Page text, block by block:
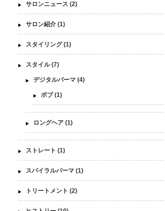
サロンニュース (2)
サロン紹介 (1)
スタイリング(1)
スタイル(7)
デジタルパーマ (4)
ボブ(1)
ロングヘア (1)
ストレート (1)
スパイラルパーマ (1)
トリートメント (2)